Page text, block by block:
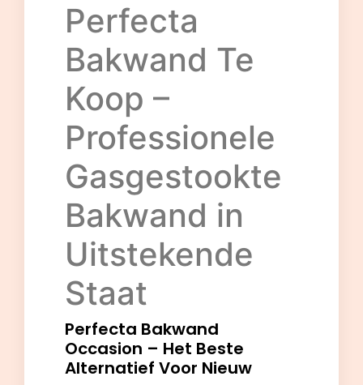
Perfecta
Bakwand Te
Koop –
Professionele
Gasgestookte
Bakwand in
Uitstekende
Staat
Perfecta Bakwand
Occasion – Het Beste
Alternatief Voor Nieuw